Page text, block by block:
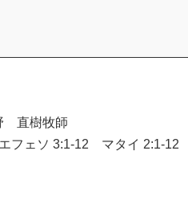
直樹牧師
フェソ 3:1-12 マタイ 2:1-12